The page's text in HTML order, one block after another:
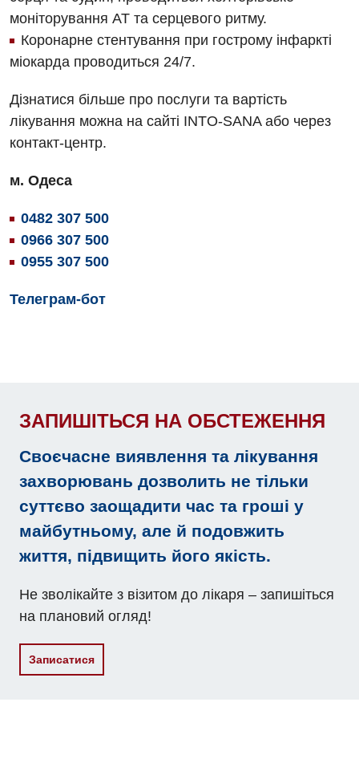
моніторування АТ та серцевого ритму.
Коронарне стентування при гострому інфаркті
міокарда проводиться 24/7.
Дізнатися більше про послуги та вартість
лікування можна на сайті INTO-SANA або через
контакт-центр.
м. Одеса
0482 307 500
0966 307 500
0955 307 500
Телеграм-бот
ЗАПИШІТЬСЯ НА ОБСТЕЖЕННЯ
Своєчасне виявлення та лікування
захворювань дозволить не тільки
суттєво заощадити час та гроші у
майбутньому, але й подовжить
життя, підвищить його якість.
Не зволікайте з візитом до лікаря – запишіться
на плановий огляд!
Записатися